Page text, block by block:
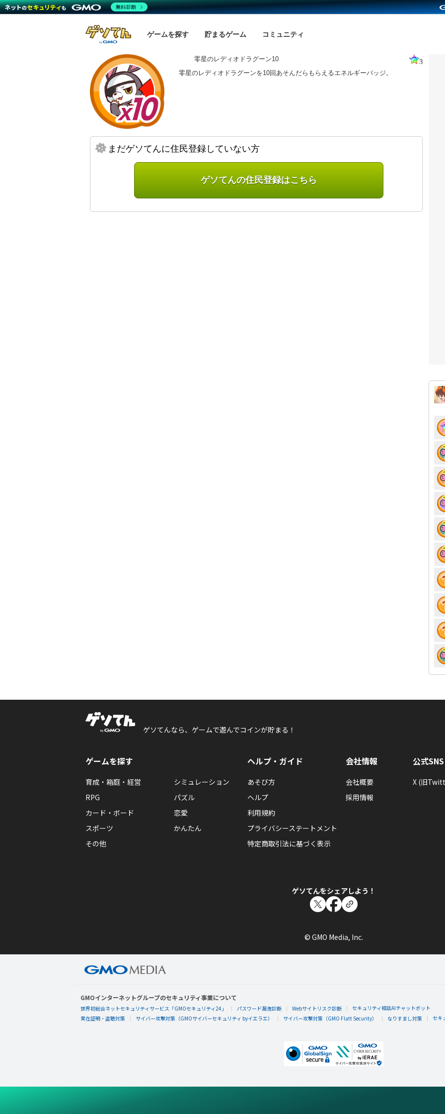
ゲームを探す 貯まるゲーム コミュニティ
零星のレディオドラグーン10
3
零星のレディオドラグーンを10回あそんだらもらえるエネルギーバッジ。
まだゲソてんに住民登録していない方
ゲソてんの住民登録はこちら
ゲソてんなら、ゲームで遊んでコインが貯まる！
ゲームを探す
育成・箱庭・経営
シミュレーション
RPG
パズル
カード・ボード
恋愛
スポーツ
かんたん
その他
ヘルプ・ガイド
あそび方
ヘルプ
利用規約
プライバシーステートメント
特定商取引法に基づく表示
会社情報
会社概要
採用情報
公式SNS
X (旧
ゲソてんをシェアしよう！
© GMO Media, Inc.
GMOインターネットグループのセキュリティ事業について
世界初総合ネットセキュリティサービス「GMOセキュリティ24」 パスワード漏洩診断 Webサイトリスク診断
セキュリティ相談AIチャットボット
実在証明・盗聴対策
サイバー攻撃対策（GMOサイバーセキュリティ byイエラエ） サイバー攻撃対策（GMO Flatt Security） なりすまし対策 セキ
無料診断